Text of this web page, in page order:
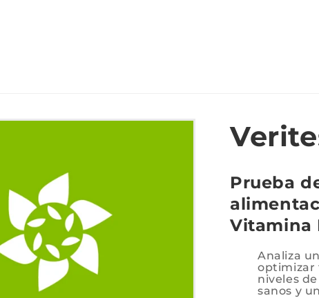
Prueba
Vitamina
Analiza
optimizar
niveles
sanos y